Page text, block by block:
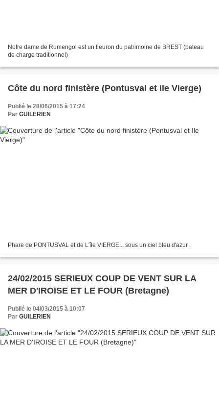
Notre dame de Rumengol est un fleuron du patrimoine de BREST (bateau
de charge traditionnel)
Côte du nord finistère (Pontusval et Ile Vierge)
Publié le 28/06/2015 à 17:24
Par GUILERIEN
Phare de PONTUSVAL et de L'île VIERGE... sous un ciel bleu d'azur .
24/02/2015 SERIEUX COUP DE VENT SUR LA
MER D'IROISE ET LE FOUR (Bretagne)
Publié le 04/03/2015 à 10:07
Par GUILERIEN